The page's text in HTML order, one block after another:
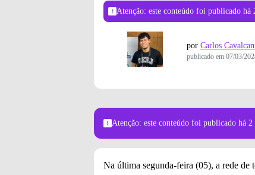
Atenção: este conteúdo foi publicado há
por Carlos
publicado em 07/03/
Atenção: este conteúdo foi publicado há 2
Na última segunda-feira (05), a rede de